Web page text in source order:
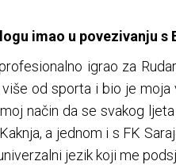
imao u povezivanju s
igrao za
od sporta i bio je moja
način da se svakog
a jednom i s FK
jezik koji me